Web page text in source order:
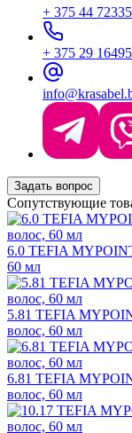
+ 375 44
+ 375 29
Задать вопрос
Сопутствующие
6.0 TEFIA
60 мл
5.81 TEFIA
волос, 60 мл
6.81 TEFIA
волос, 60 мл